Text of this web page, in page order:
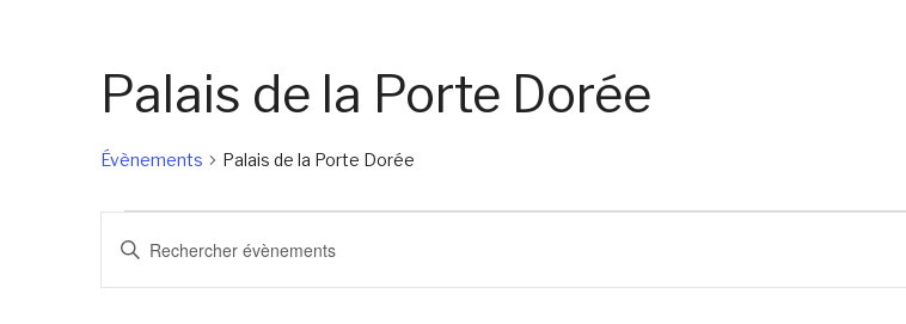
Palais de la Porte Dorée
Évènements Palais de la Porte Dorée
Évènements
for
Recherche
et
Saisir